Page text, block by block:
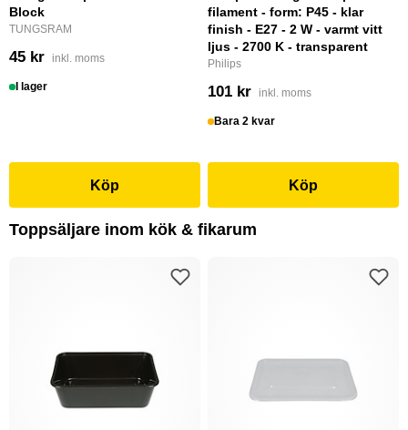
Block
TUNGSRAM
45 kr inkl. moms
I lager
Köp
filament - form: P45 - klar
finish - E27 - 2 W - varmt vitt
ljus - 2700 K - transparent
Philips
101 kr inkl. moms
Bara 2 kvar
Köp
Toppsäljare inom kök & fikarum